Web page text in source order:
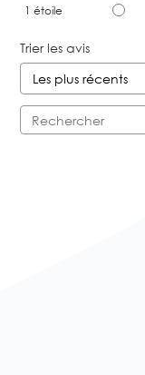
1 étoile
Trier les avis